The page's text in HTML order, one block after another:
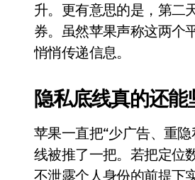
对不起胖东
长鑫上市只
耳机低音像
复古玩家狂
升。更有意思的是，第二
券。虽然苹果声称这两个
悄悄传递信息。
隐私底线真的还能
苹果一直把“少广告、重
线被推了一把。若把定位
不泄露个人身份的前提下